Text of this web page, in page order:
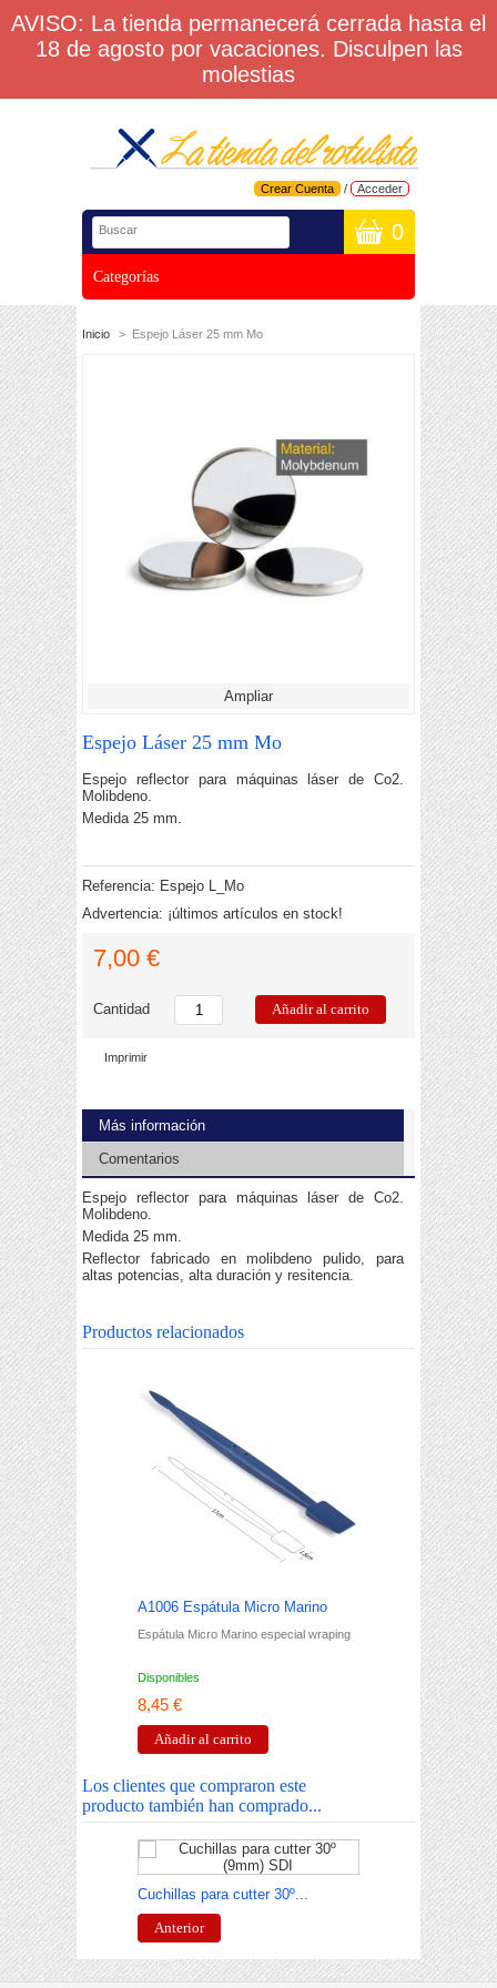
AVISO: La tienda permanecerá cerrada hasta el
18 de agosto por vacaciones. Disculpen las
molestias
Crear Cuenta / Acceder
0
Categorías
Inicio > Espejo Láser 25 mm Mo
Ampliar
Espejo Láser 25 mm Mo
Espejo reflector para máquinas láser de Co2.
Molibdeno.
Medida 25 mm.
Referencia: Espejo L_Mo
Advertencia: ¡últimos artículos en stock!
7,00 €
Cantidad
Imprimir
Más información
Comentarios
Espejo reflector para máquinas láser de Co2.
Molibdeno.
Medida 25 mm.
Reflector fabricado en molibdeno pulido, para
altas potencias, alta duración y resitencia.
Productos relacionados
A1006 Espátula Micro Marino
Espátula Micro Marino especial wraping
Disponibles
8,45 €
Añadir al carrito
Los clientes que compraron este
producto también han comprado...
Cuchillas para cutter 30º...
Anterior